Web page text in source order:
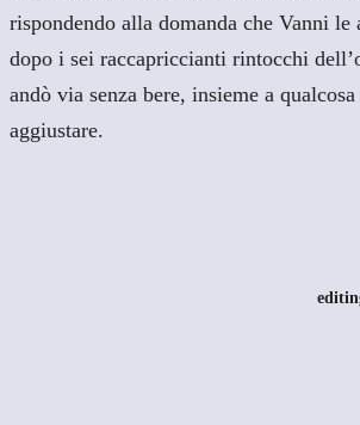
rispondendo alla domanda che Vanni le
dopo i sei raccapriccianti rintocchi
andò via senza bere, insieme a
aggiustare.